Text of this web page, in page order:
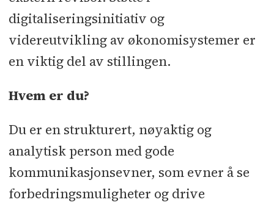
digitaliseringsinitiativ og
videreutvikling av økonomisystemer er
en viktig del av stillingen.
Hvem er du?
Du er en strukturert, nøyaktig og
analytisk person med gode
kommunikasjonsevner, som evner å se
forbedringsmuligheter og drive